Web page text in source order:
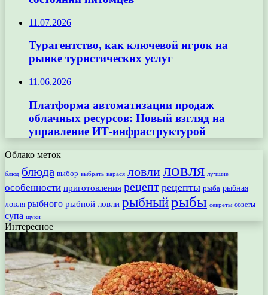
11.07.2026
Турагентство, как ключевой игрок на
рынке туристических услуг
11.06.2026
Платформа автоматизации продаж
облачных ресурсов: Новый взгляд на
управление ИТ-инфраструктурой
Облако меток
блюд блюда выбор выбрать карася ловлиловля лучшие
особенности приготовления рецепт рецепты рыба рыбная
ловля рыбного рыбной ловли рыбныйрыбы секреты советы
супа щуки
Интересное